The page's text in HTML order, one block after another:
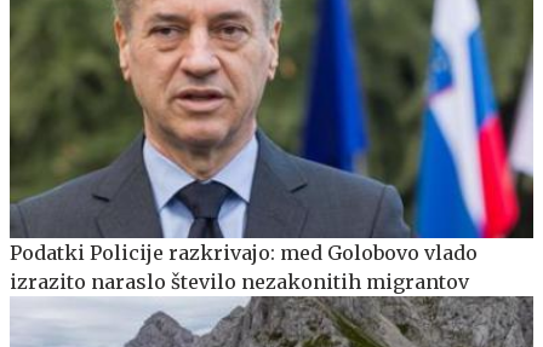
Podatki Policije razkrivajo: med Golobovo vlado
izrazito naraslo število nezakonitih migrantov